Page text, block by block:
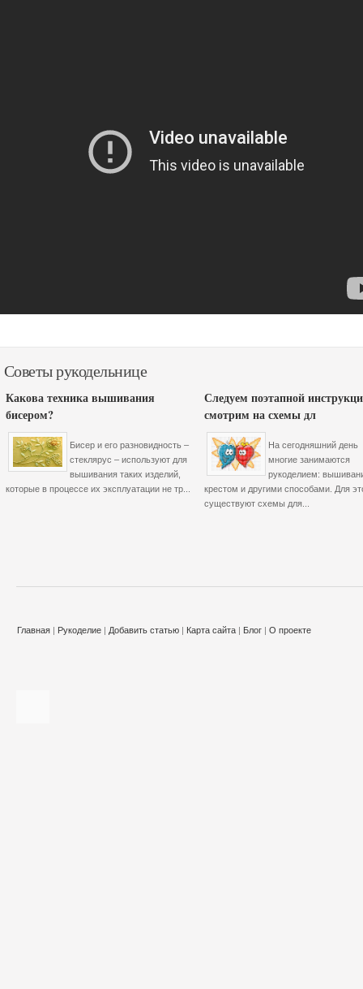
Советы рукодельнице
Какова техника вышивания
бисером?
Бисер и его разновидность –
стеклярус – используют для
вышивания таких изделий,
которые в процессе их эксплуатации не тр...
Следуем поэтапной
смотрим на схемы дл
На сегодняшний день
многие занимаются
рукоделием:
крестом и другими способами. Для
существуют схемы для...
Главная | Рукоделие | Добавить статью | Карта сайта | Блог | О проекте